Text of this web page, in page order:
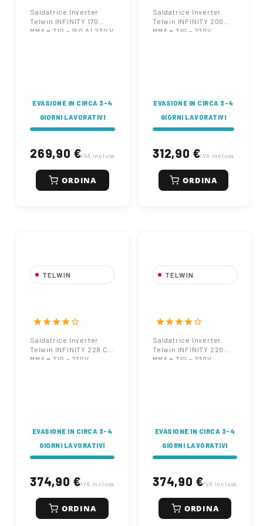
Saldatrice Inverter
Telwin INFINITY 170
MMA e TIG – 150 A | 230 V
EVASIONE IN CIRCA 3-4
GIORNI LAVORATIVI
269,90 €IVA inclusa
ORDINA
Saldatrice Inverter
Telwin INFINITY 200
MMA e TIG – 230V
EVASIONE IN CIRCA 3-4
GIORNI LAVORATIVI
312,90 €IVA inclusa
ORDINA
TELWIN
228 CE MMA e TIG
starstarstarstarstar_border
Saldatrice Inverter
Telwin INFINITY 228 CE
MMA e TIG – 230V
EVASIONE IN CIRCA 3-4
GIORNI LAVORATIVI
374,90 €IVA inclusa
ORDINA
TELWIN
220 MMA e TIG –
starstarstarstarstar_border
Saldatrice Inverter
Telwin INFINITY 220
MMA e TIG – 230V
EVASIONE IN CIRCA 3-4
GIORNI LAVORATIVI
374,90 €IVA inclusa
ORDINA